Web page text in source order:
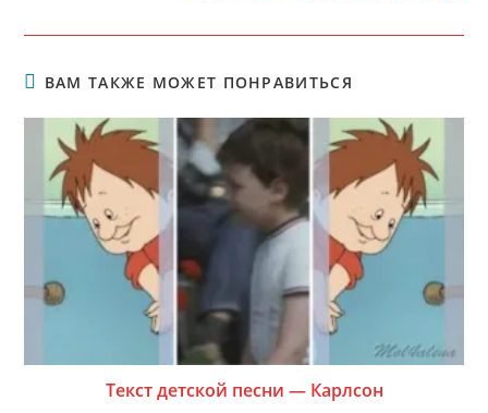
ВАМ ТАКЖЕ МОЖЕТ ПОНРАВИТЬСЯ
Текст детской песни — Карлсон